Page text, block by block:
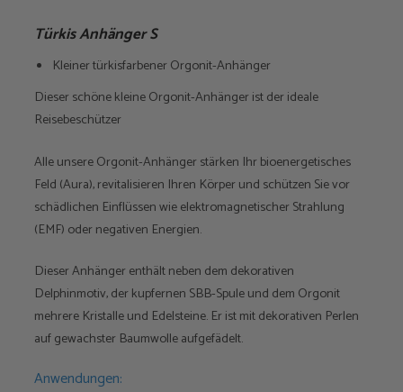
Türkis Anhänger S
Kleiner türkisfarbener Orgonit-Anhänger
Dieser schöne kleine Orgonit-Anhänger ist der ideale
Reisebeschützer
Alle unsere Orgonit-Anhänger stärken Ihr bioenergetisches
Feld (Aura), revitalisieren Ihren Körper und schützen Sie vor
schädlichen Einflüssen wie elektromagnetischer Strahlung
(EMF) oder negativen Energien.
Dieser Anhänger enthält neben dem dekorativen
Delphinmotiv, der kupfernen SBB-Spule und dem Orgonit
mehrere Kristalle und Edelsteine. Er ist mit dekorativen Perlen
auf gewachster Baumwolle aufgefädelt.
Anwendungen: